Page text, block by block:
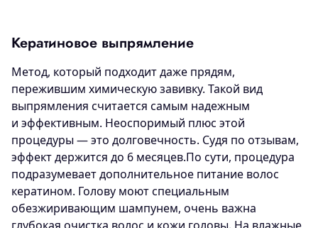
Кератиновое выпрямление
Метод, который подходит даже прядям,
пережившим химическую завивку. Такой вид
выпрямления считается самым надежным
и эффективным. Неоспоримый плюс этой
процедуры — это долговечность. Судя по отзывам,
эффект держится до 6 месяцев.По сути, процедура
подразумевает дополнительное питание волос
кератином. Голову моют специальным
обезжиривающим шампунем, очень важна
глубокая очистка волос и кожи головы. На влажные